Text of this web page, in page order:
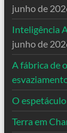
junho de
Inteligência
junho de
A fábrica de
O
Terra em